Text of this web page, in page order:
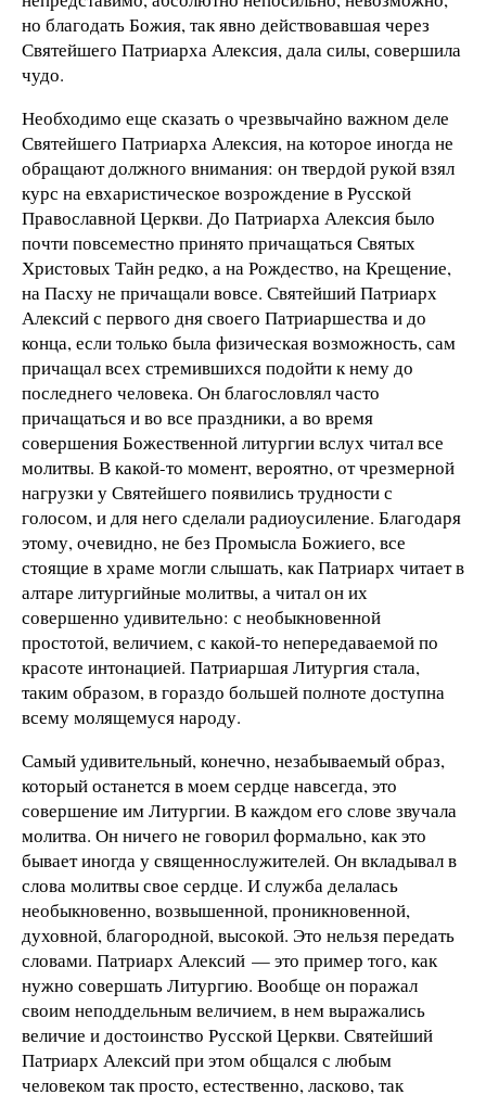
но благодать Божия, так явно действовавшая через
Святейшего Патриарха Алексия, дала силы, совершила
чудо.
Необходимо еще сказать о чрезвычайно важном деле
Святейшего Патриарха Алексия, на которое иногда не
обращают должного внимания: он твердой рукой взял
курс на евхаристическое возрождение в Русской
Православной Церкви. До Патриарха Алексия было
почти повсеместно принято причащаться Святых
Христовых Тайн редко, а на Рождество, на Крещение,
на Пасху не причащали вовсе. Святейший Патриарх
Алексий с первого дня своего Патриаршества и до
конца, если только была физическая возможность, сам
причащал всех стремившихся подойти к нему до
последнего человека. Он благословлял часто
причащаться и во все праздники, а во время
совершения Божественной литургии вслух читал все
молитвы. В какой-то момент, вероятно, от чрезмерной
нагрузки у Святейшего появились трудности с
голосом, и для него сделали радиоусиление. Благодаря
этому, очевидно, не без Промысла Божиего, все
стоящие в храме могли слышать, как Патриарх читает в
алтаре литургийные молитвы, а читал он их
совершенно удивительно: с необыкновенной
простотой, величием, с какой-то непередаваемой по
красоте интонацией. Патриаршая Литургия стала,
таким образом, в гораздо большей полноте доступна
всему молящемуся народу.
Самый удивительный, конечно, незабываемый образ,
который останется в моем сердце навсегда, это
совершение им Литургии. В каждом его слове звучала
молитва. Он ничего не говорил формально, как это
бывает иногда у священнослужителей. Он вкладывал в
слова молитвы свое сердце. И служба делалась
необыкновенно, возвышенной, проникновенной,
духовной, благородной, высокой. Это нельзя передать
словами. Патриарх Алексий — это пример того, как
нужно совершать Литургию. Вообще он поражал
своим неподдельным величием, в нем выражались
величие и достоинство Русской Церкви. Святейший
Патриарх Алексий при этом общался с любым
человеком так просто, естественно, ласково, так